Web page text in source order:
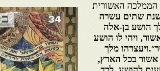
הממלכה האשורית
שתים עשרה
הושע בן-אלה
ויהי לו הושע
מלך
אשור בכל הארץ,